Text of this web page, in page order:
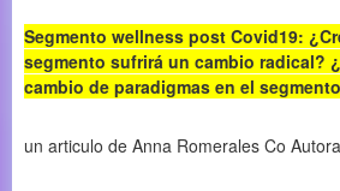
Segmento wellness post Covid19:
segmento sufrirá un cambio radical?
cambio de paradigmas en el
un articulo de Anna Romerales Co